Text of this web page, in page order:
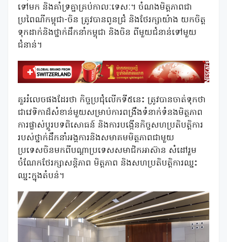
ទៅមក និងគាំទ្រគ្នាគ្រប់កាលៈទេសៈ។ ចំណងមិត្តភាពជា
ប្រពៃណីកម្ពុជា-ចិន ត្រូវបានពូនជ្រំ និងថែរក្សាយ៉ាង យកចិត្ត
ទុកដាក់និងថ្នាក់ដឹកនាំកម្ពុជា និងចិន ពីមួយជំនាន់ទៅមួយ
ជំនាន់។
គួររំលេចផងដែរថា កិច្ចប្រជុំលើកទី៥នេះ ត្រូវបានចាត់ទុកថា
ជាវេទិកាដ៏សំខាន់មួយសម្រាប់ការពង្រឹងទំនាក់ទំនងមិត្តភាព
ការផ្លាស់ប្តូរបទពិសោធន៍ និងការបង្កើនកិច្ចសហប្រតិបត្តិការ
របស់ថ្នាក់ដឹកនាំអង្គការនិងសមាគមមិត្តភាពជាមួយ
ប្រទេសចិនមកពីបណ្តាប្រទេសសមាជិកអាស៊ាន សំដៅរួម
ចំណែកថែរក្សាសន្តិភាព មិត្តភាព និងសហប្រតិបត្តិការឈ្នះ
ឈ្នះក្នុងតំបន់។